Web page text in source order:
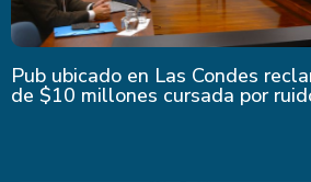
Pub ubicado en Las Condes
de $10 millones cursada por